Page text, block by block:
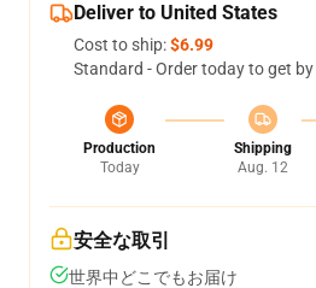
Deliver to United States
Cost to ship:$6.99
Standard - Order today to get by
Production
Today
Shipping
Aug. 12
安全な取引
世界中どこでもお届け